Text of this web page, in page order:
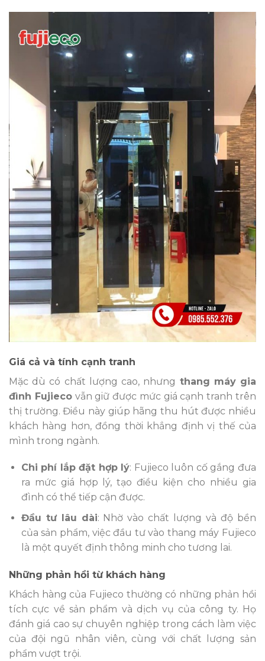
Giá cả và tính cạnh tranh
Mặc dù có chất lượng cao, nhưng thang máy gia
đình Fujiecovẫn giữ được mức giá cạnh tranh trên
thị trường. Điều này giúp hãng thu hút được nhiều
khách hàng hơn, đồng thời khẳng định vị thế của
mình trong ngành.
Chi phí lắp đặt hợp lý: Fujieco luôn cố gắng đưa
ra mức giá hợp lý, tạo điều kiện cho nhiều gia
đình có thể tiếp cận được.
Đầu tư lâu dài: Nhờ vào chất lượng và độ bền
của sản phẩm, việc đầu tư vào thang máy Fujieco
là một quyết định thông minh cho tương lai.
Những phản hồi từ khách hàng
Khách hàng của Fujieco thường có những phản hồi
tích cực về sản phẩm và dịch vụ của công ty. Họ
đánh giá cao sự chuyên nghiệp trong cách làm việc
của đội ngũ nhân viên, cùng với chất lượng sản
phẩm vượt trội.